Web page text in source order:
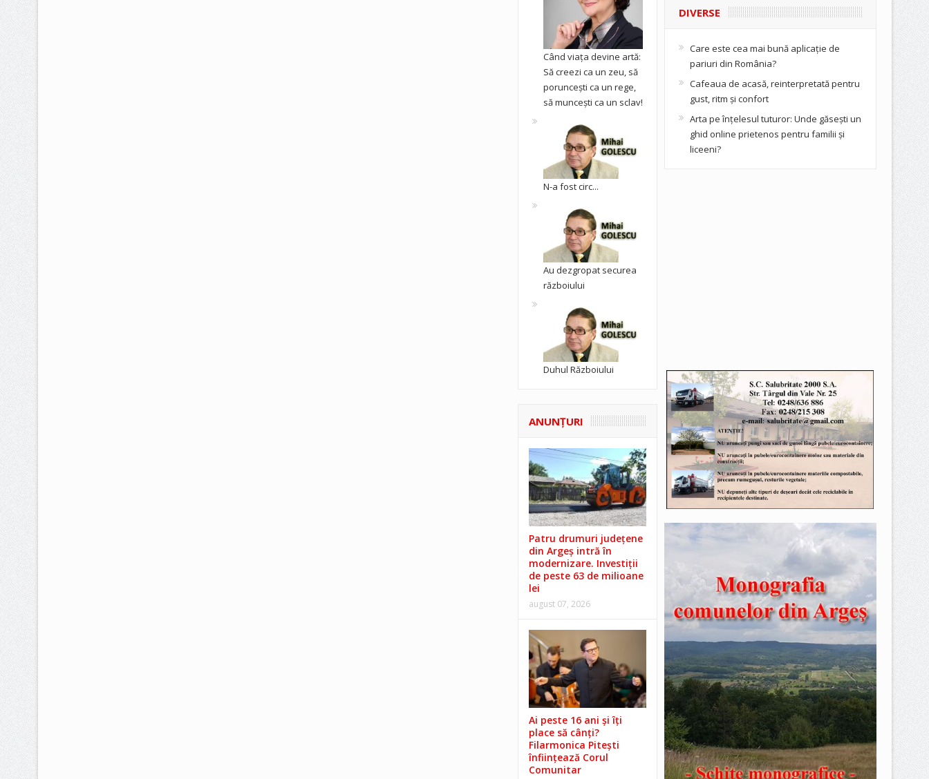
Când viața devine artă:
Să creezi ca un zeu, să
poruncești ca un rege,
să muncești ca un sclav!
N-a fost circ...
Au dezgropat securea
războiului
Duhul Războiului
ANUNŢURI
Patru drumuri județene
din Argeș intră în
modernizare. Investiții
de peste 63 de milioane
lei
august 07, 2026
Ai peste 16 ani și îți
place să cânți?
Filarmonica Pitești
înființează Corul
Comunitar
DIVERSE
Care este cea mai bună aplicație de
pariuri din România?
Cafeaua de acasă, reinterpretată pentru
gust, ritm și confort
Arta pe înțelesul tuturor: Unde găsești un
ghid online prietenos pentru familii și
liceeni?